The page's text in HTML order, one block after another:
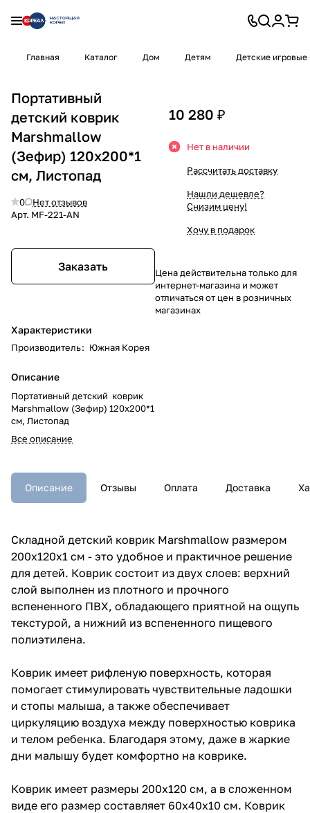
Главная Каталог Дом Детям Детские игровые
Портативный
детский коврик
Marshmallow
(Зефир) 120x200*1
см, Листопад
0
Нет отзывов
Арт. MF-221-AN
Заказать
Характеристики
Производитель: Южная Корея
Описание
Портативный детский коврик
Marshmallow (Зефир) 120x200*1
см, Листопад
Все описание
10 280 ₽
Нет в наличии
Рассчитать доставку
Нашли дешевле?
Снизим цену!
Хочу в подарок
Цена действительна только для
интернет-магазина и может
отличаться от цен в розничных
магазинах
Описание Отзывы Оплата Доставка
Складной детский коврик Marshmallow размером
200x120x1 см - это удобное и практичное решение
для детей. Коврик состоит из двух слоев: верхний
слой выполнен из плотного и прочного
вспененного ПВХ, обладающего приятной на ощупь
текстурой, а нижний из вспененного пищевого
полиэтилена.
Коврик имеет рифленую поверхность, которая
помогает стимулировать чувствительные ладошки
и стопы малыша, а также обеспечивает
циркуляцию воздуха между поверхностью коврика
и телом ребенка. Благодаря этому, даже в жаркие
дни малышу будет комфортно на коврике.
Коврик имеет размеры 200x120 см, а в сложенном
виде его размер составляет 60x40x10 см. Коврик